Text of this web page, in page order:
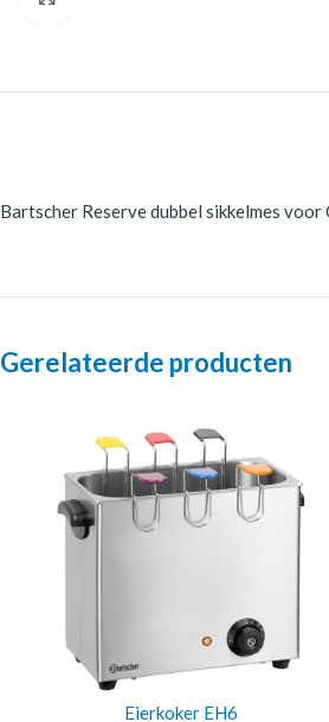
Bartscher Reserve dubbel sikkelmes
Gerelateerde producten
Eierkoker EH6